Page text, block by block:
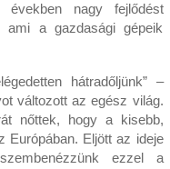
években nagy fejlődést
ami a gazdasági gépeik
hátradőljünk” –
változott az egész világ.
nőttek, hogy a kisebb,
Európában. Eljött az ideje
ezzel a